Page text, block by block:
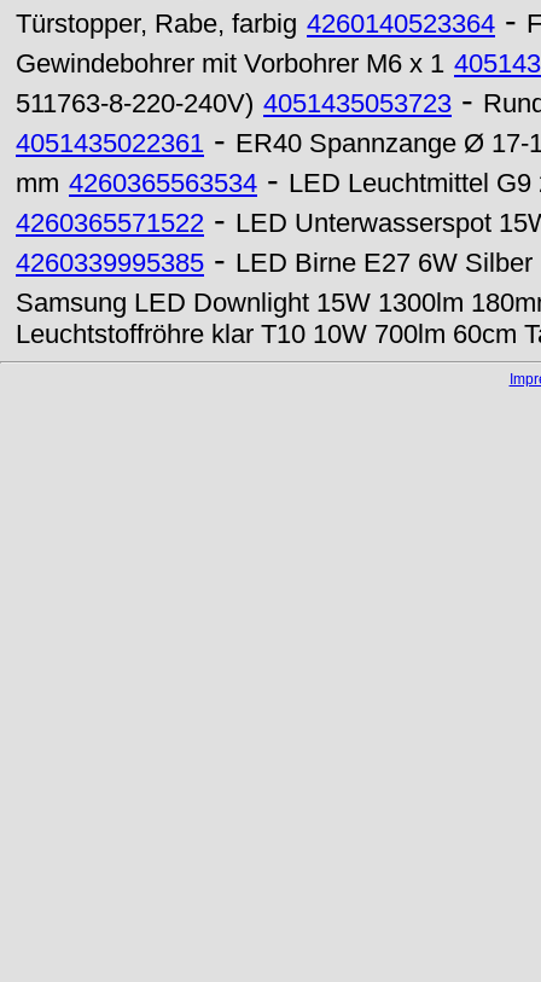
Türstopper, Rabe, farbig 4260140523364 -
Gewindebohrer mit Vorbohrer M6 x 1
511763-8-220-240V) 4051435053723 -
4051435022361 - ER40 Spannzange Ø 17-
mm 4260365563534 - LED Leuchtmittel
4260365571522 - LED Unterwasserspot
4260339995385 - LED Birne E27 6W
Samsung LED Downlight 15W 1300lm
Leuchtstoffröhre klar T10 10W 700lm 60cm